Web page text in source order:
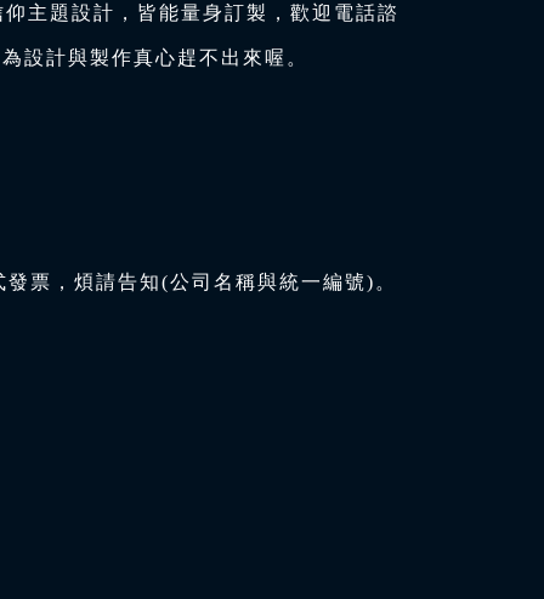
主題設計，皆能量身訂製，歡迎電話諮
設計與製作真心趕不出來喔。
票，煩請告知(公司名稱與統一編號)。